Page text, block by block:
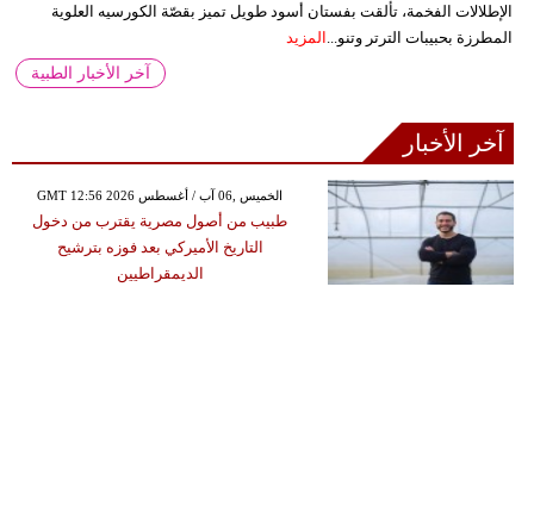
الإطلالات الفخمة، تألقت بفستان أسود طويل تميز بقصّة الكورسيه العلوية
المطرزة بحبيبات الترتر وتنو...
المزيد
آخر الأخبار الطبية
آخر الأخبار
GMT 12:56 2026 الخميس ,06 آب / أغسطس
طبيب من أصول مصرية يقترب من دخول
التاريخ الأميركي بعد فوزه بترشيح
الديمقراطيين